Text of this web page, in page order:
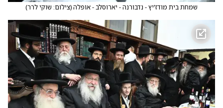
שמחת בית מודז'יץ - נדבורנה - יארוסלב - אופלה(צילום: שוקי לרר)